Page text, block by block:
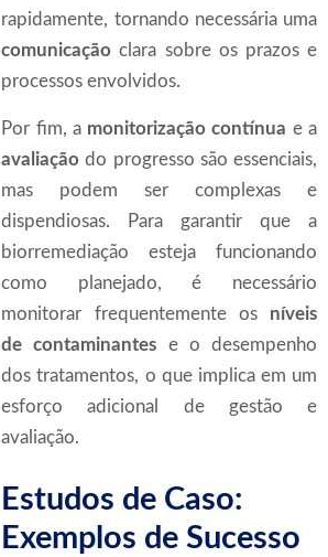
rapidamente, tornando necessária uma
comunicação clara sobre os prazos e
processos envolvidos.
Por fim, a monitorização contínua e a
avaliação do progresso são essenciais,
mas podem ser complexas e
dispendiosas. Para garantir que a
biorremediação esteja funcionando
como planejado, é necessário
monitorar frequentemente os níveis
de contaminantes e o desempenho
dos tratamentos, o que implica em um
esforço adicional de gestão e
avaliação.
Estudos de Caso:
Exemplos de Sucesso